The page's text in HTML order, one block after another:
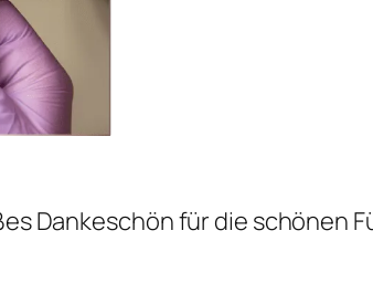
Dankeschön für die schönen